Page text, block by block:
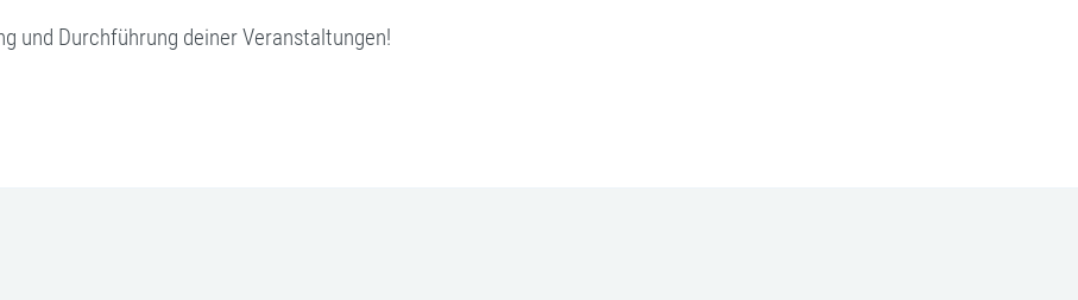
und Durchführung deiner Veranstaltungen!